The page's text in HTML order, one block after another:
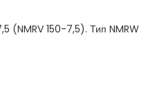
(NMRV 150-7,5). Тип NMRW